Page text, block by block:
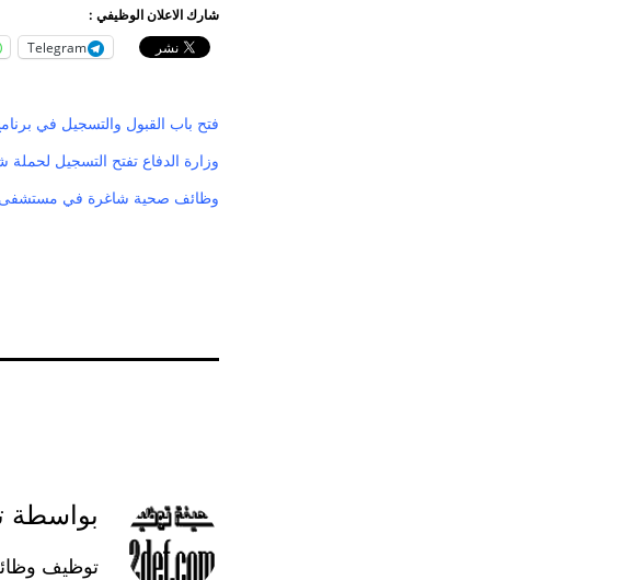
شارك الاعلان الوظيفي :
Telegram
فتح باب القبول والتسجيل في
وزارة الدفاع تفتح التسجيل لحملة
وظائف صحية شاغرة في مستشفى
بواسطة
توظيف